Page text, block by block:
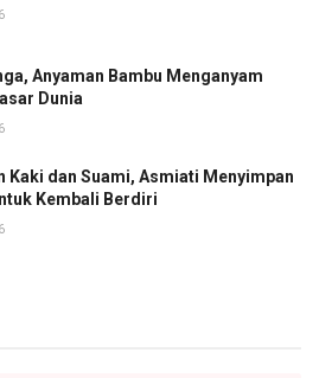
Anyaman Bambu Menganyam
Dunia
Kaki dan Suami, Asmiati Menyimpan
Kembali Berdiri